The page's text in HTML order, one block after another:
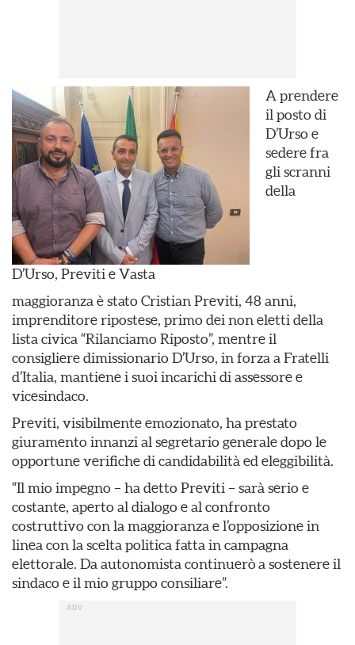
D’Urso, Previti e Vasta
A prendere
il posto di
D’Urso e
sedere fra
gli scranni
della
maggioranza è stato Cristian Previti, 48 anni,
imprenditore ripostese, primo dei non eletti della
lista civica “Rilanciamo Riposto”, mentre il
consigliere dimissionario D’Urso, in forza a Fratelli
d’Italia, mantiene i suoi incarichi di assessore e
vicesindaco.
Previti, visibilmente emozionato, ha prestato
giuramento innanzi al segretario generale dopo le
opportune verifiche di candidabilità ed eleggibilità.
“Il mio impegno – ha detto Previti – sarà serio e
costante, aperto al dialogo e al confronto
costruttivo con la maggioranza e l’opposizione in
linea con la scelta politica fatta in campagna
elettorale. Da autonomista continuerò a sostenere il
sindaco e il mio gruppo consiliare”.